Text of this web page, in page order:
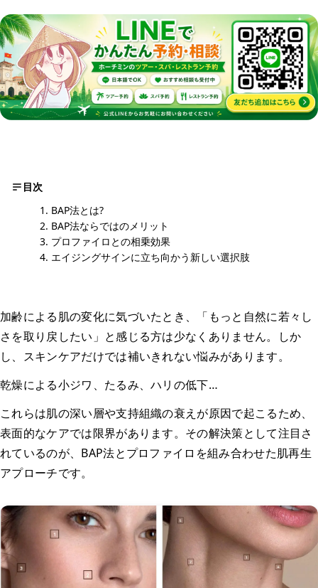
目次
BAP法とは?
BAP法ならではのメリット
プロファイロとの相乗効果
エイジングサインに立ち向かう新しい選択肢
加齢による肌の変化に気づいたとき、「もっと自然に若々し
さを取り戻したい」と感じる方は少なくありません。しか
し、スキンケアだけでは補いきれない悩みがあります。
乾燥による小ジワ、たるみ、ハリの低下…
これらは肌の深い層や支持組織の衰えが原因で起こるため、
表面的なケアでは限界があります。その解決策として注目さ
れているのが、BAP法とプロファイロを組み合わせた肌再生
アプローチです。